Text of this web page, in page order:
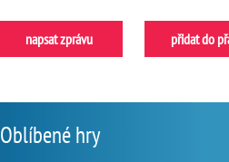
napsat zprávu přidat do
Oblíbené hry